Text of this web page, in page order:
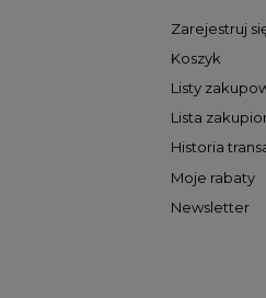
Nie zwlekaj!
Zarejestruj
Koszyk
Listy
Lista
Historia
Moje rabaty
Newsletter